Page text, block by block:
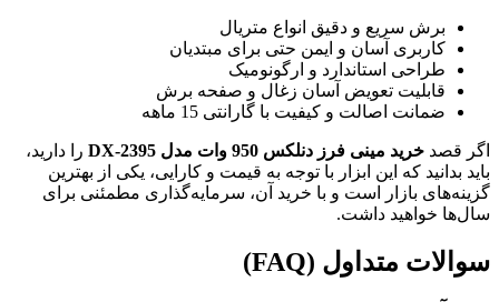
برش سریع و دقیق انواع متریال
کاربری آسان و ایمن حتی برای مبتدیان
طراحی استاندارد و ارگونومیک
قابلیت تعویض آسان زغال و صفحه برش
ضمانت اصالت و کیفیت با گارانتی 15 ماهه
اگر قصد خرید مینی فرز دنلکس 950 وات مدل DX-2395
را دارید،
باید بدانید که این ابزار با توجه به قیمت و کارایی، یکی از بهترین
گزینه‌های بازار است و با خرید آن، سرمایه‌گذاری مطمئنی برای
سال‌ها خواهید داشت.
سوالات متداول (FAQ)